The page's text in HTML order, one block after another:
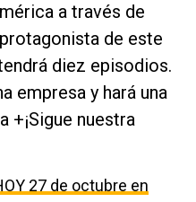
a través de
de este
diez episodios.
empresa y hará una
+¡Sigue nuestra
27 de octubre en